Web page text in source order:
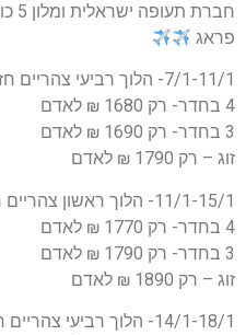
פראג
7/1-11/1- הלוך רביעי צהריים חזור ראשון בוקר-4 לילות !
4 בחדר- רק 1680 ₪ לאדם
3 בחדר- רק 1690 ₪ לאדם
זוג – רק 1790 ₪ לאדם
11/1-15/1- הלוך ראשון צהריים חזור חמישי בוקר-4 לילות !
4 בחדר- רק 1770 ₪ לאדם
3 בחדר- רק 1790 ₪ לאדם
זוג – רק 1890 ₪ לאדם
14/1-18/1- הלוך רביעי צהריים חזור ראשון בוקר-4 לילות !